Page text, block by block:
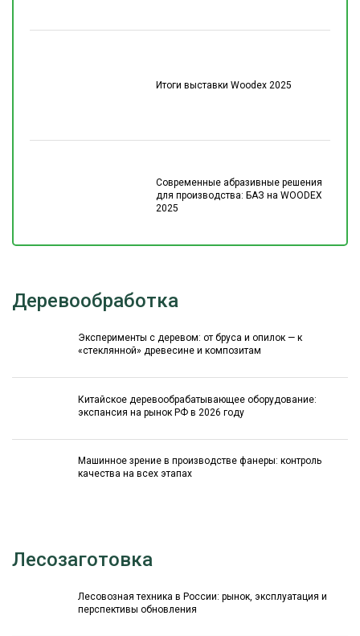
Итоги выставки Woodex 2025
Современные абразивные решения
для производства: БАЗ на WOODEX
2025
Деревообработка
Эксперименты с деревом: от бруса и опилок — к
«стеклянной» древесине и композитам
Китайское деревообрабатывающее оборудование:
экспансия на рынок РФ в 2026 году
Машинное зрение в производстве фанеры: контроль
качества на всех этапах
Лесозаготовка
Лесовозная техника в России: рынок, эксплуатация и
перспективы обновления